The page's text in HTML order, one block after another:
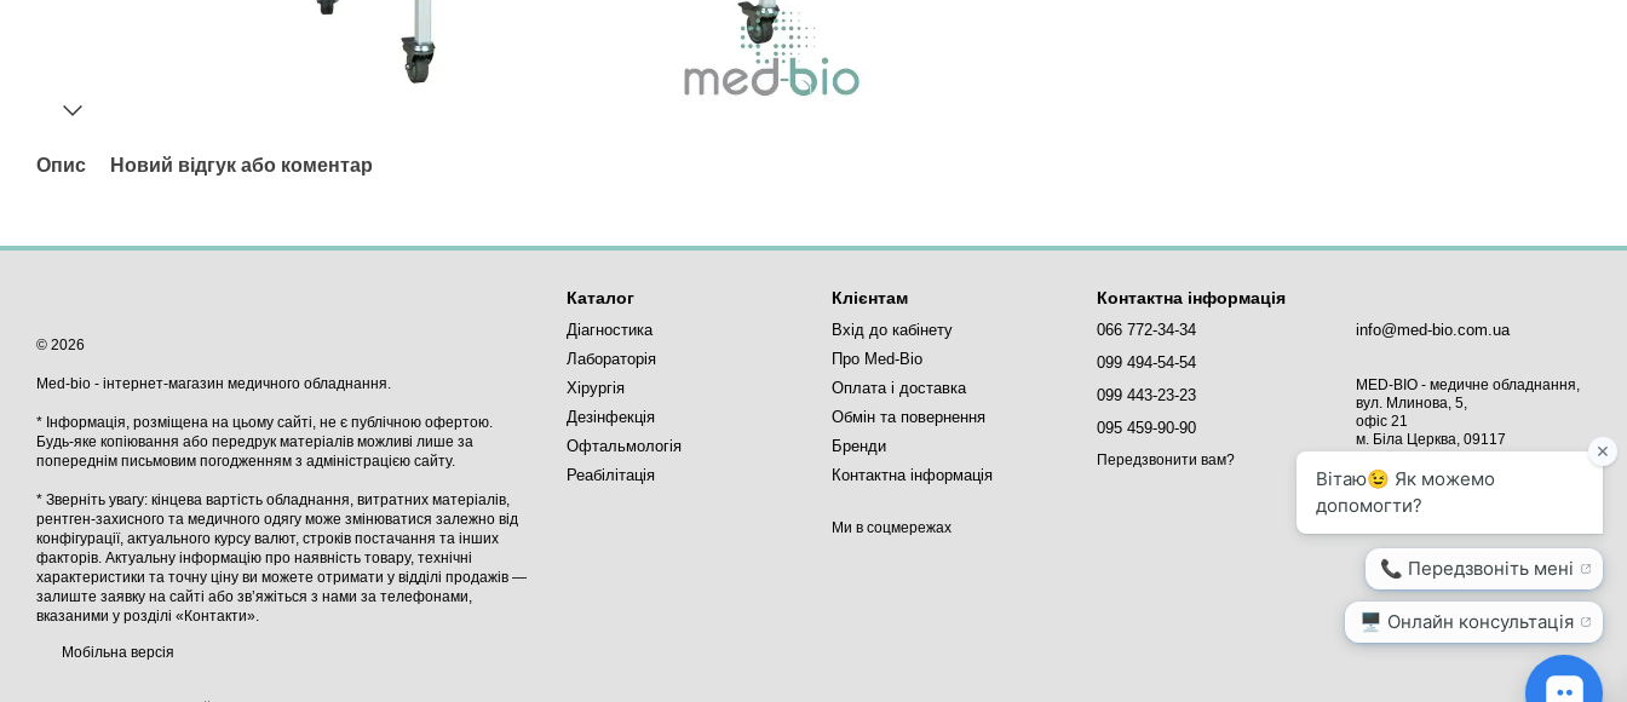
Опис Новий відгук або коментар
© 2026
Med-bio - інтернет-магазин медичного обладнання.
* Інформація, розміщена на цьому сайті, не є публічною офертою.
Будь-яке копіювання або передрук матеріалів можливі лише за
попереднім письмовим погодженням з адміністрацією сайту.
* Зверніть увагу: кінцева вартість обладнання, витратних матеріалів,
рентген-захисного та медичного одягу може змінюватися залежно від
конфігурації, актуального курсу валют, строків постачання та інших
факторів. Актуальну інформацію про наявність товару, технічні
характеристики та точну ціну ви можете отримати у відділі продажів —
залиште заявку на сайті або зв’яжіться з нами за телефонами,
вказаними у розділі «Контакти».
Мобільна версія
Каталог
Діагностика
Лабораторія
Хірургія
Дезінфекція
Офтальмологія
Реабілітація
Клієнтам
Вхід до кабінету
Про Med-Bio
Оплата і доставка
Обмін та повернення
Бренди
Контактна інформація
Ми в соцмережах
Контактна інформація
066 772-34-34
099 494-54-54
099 443-23-23
095 459-90-90
Передзвонити вам?
info@med-bio.com.ua
MED-BIO - медичне обладнання,
вул. Млинова, 5,
офіс 21
м. Біла Церква, 09117
Україна
Мапа проїзду